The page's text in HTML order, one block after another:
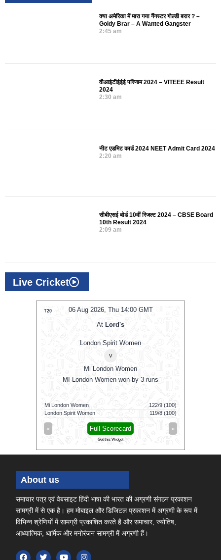
क्या अमेरिका में मारा गया गैंगस्टर गोल्डी बरार ? –
Goldy Brar – A Wanted Gangster
2:45 am
वीआईटीईईई परिणाम 2024 – VITEEE Result
2024
2:30 am
नीट एडमिट कार्ड 2024 NEET Admit Card 2024
2:20 am
सीबीएसई बोर्ड 10वीं रिजल्ट 2024 – CBSE Board
10th Result 2024
2:09 am
Live Cricket
06 Aug 2026, Thu 14:00 GMT
T20
At Lord's
London Spirit Women
v
Mi London Women
MI London Women won by 3 runs
Mi London Women
122/9 (100)
London Spirit Women
119/8 (100)
« »
Full Scorecard
Get this Widget
About us
समाचार पत्र एवं वेबसाइट हिंदी भाषा की भारत की अग्रणी संगठन प्रकाशन
सामग्री में से एक है। हम मोबाइल और डिजिटल प्रकाशन में अग्रणी के रूप में
विभिन्न श्रेणियों में सामग्री प्रकाशित करते है और समाचार, ज्योतिष,
आध्यात्मिक, धार्मिक और मनोरंजन सामग्री में अग्रणी हैं।